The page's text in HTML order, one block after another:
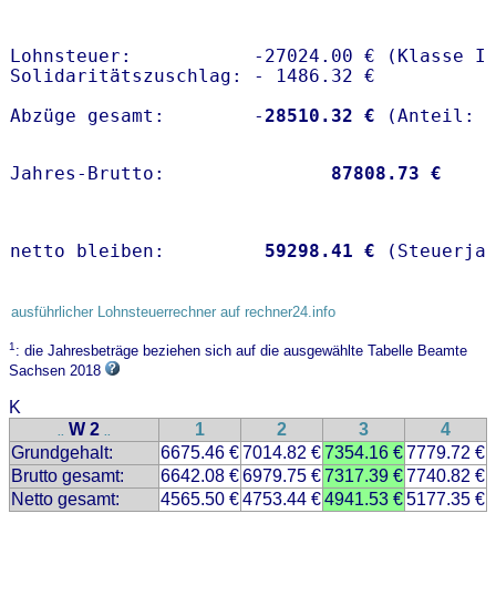
Lohnsteuer:           -27024.00 € (Klasse I)
Solidaritätszuschlag: - 1486.32 €
Abzüge gesamt:        -28510.32 €
Jahres-Brutto: 87808.73 €
netto bleiben: 59298.41 €
ausführlicher Lohnsteuerrechner auf rechner24.info
1: die Jahresbeträge beziehen sich auf die ausgewählte Tabelle Beamte
Sachsen 2018
K
.. W 2 .. 1 2 3
4
Grundgehalt:
6675.46 €7014.82 €7354.16 €7779.72 €
Brutto gesamt:
6642.08 €6979.75 €7317.39 €7740.82 €
Netto gesamt:
4565.50 €4753.44 €4941.53 €5177.35 €